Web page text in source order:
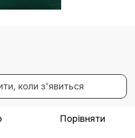
коли з'явиться
Порівняти